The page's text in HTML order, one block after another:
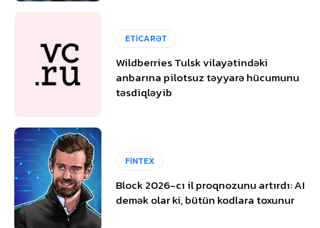
ETİCARƏT
Wildberries Tulsk vilayətindəki
anbarına pilotsuz təyyarə hücumunu
təsdiqləyib
FİNTEX
Block 2026-cı il proqnozunu artırdı: AI
demək olar ki, bütün kodlara toxunur